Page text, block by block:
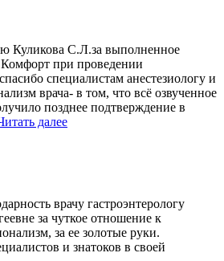
Куликова С.Л.за выполненное
при проведении
специалистам анестезиологу и
врача- в том, что всё озвученное
позднее подтверждение в
далее
врачу гастроэнтерологу
за чуткое отношение к
за ее золотые руки.
и знатоков в своей